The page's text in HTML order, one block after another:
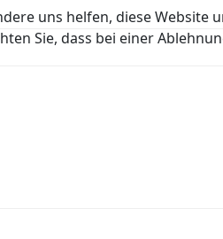
uns helfen, diese Website
Sie, dass bei einer